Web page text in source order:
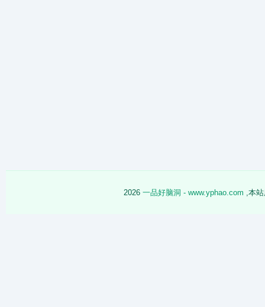
2026 一品好脑洞 - www.yphao.com ,本